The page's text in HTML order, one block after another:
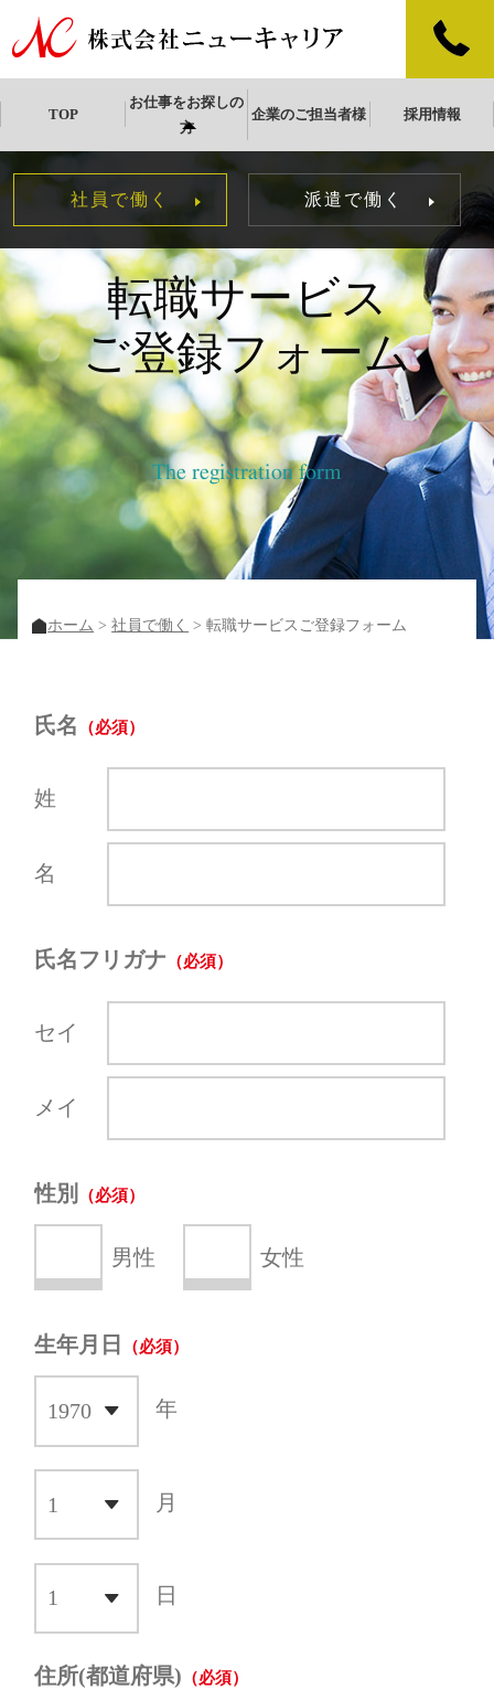
TOP
お仕事をお探しの
方
企業のご担当者様 採用情報
社員で働く 派遣で働く
転職サービス
ご登録フォーム
The registration form
ホーム 社員で働く 転職サービスご登録フォーム
氏名
姓
名
氏名フリガナ
セイ
メイ
性別
男性 女性
生年月日
年
月
日
住所(都道府県)